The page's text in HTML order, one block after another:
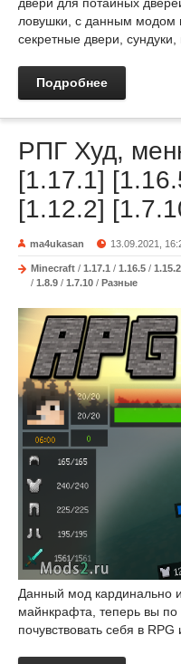
ловушки, с данным модом
секретные двери, сундуки,
Подробнее
РПГ Худ,
[1.17.1]
[1.12.2]
ma4ukasan 13.09.2021,
Minecraft / 1.17.1 / 1.16.5 / 1.15.2
/ 1.8.9 / 1.7.10 / Разные
Данный мод кардинально
майнкрафта, теперь вы
почувствовать себя в RPG